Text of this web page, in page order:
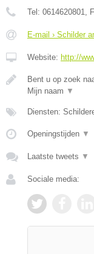
Tel: 0614620801,
E-mail › Schilder
Website: http://
Bent u op zoek
Mijn naam ▼
Diensten:
Openingstijden ▼
Laatste tweets ▼
Sociale media: